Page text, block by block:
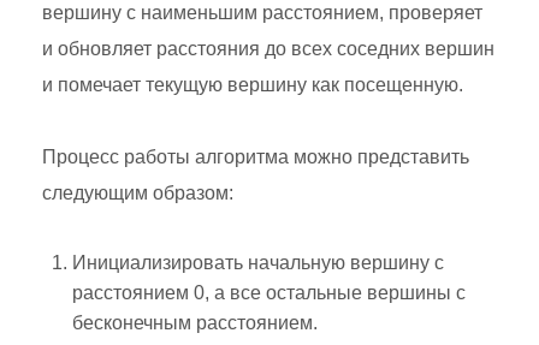
вершину с наименьшим расстоянием, проверяет
и обновляет расстояния до всех соседних вершин
и помечает текущую вершину как посещенную.
Процесс работы алгоритма можно представить
следующим образом:
Инициализировать начальную вершину с
расстоянием 0, а все остальные вершины с
бесконечным расстоянием.